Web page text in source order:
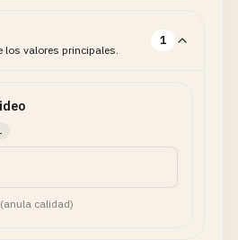
los valores principales.
1
calidad)